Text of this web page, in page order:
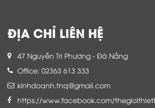
ĐỊA CHỈ LIÊN HỆ
47 Nguyễn Tri Phương - Đà Nẵng
Office: 02363 613 333
kinhdoanh.tnq@gmail.com
https://www.facebook.com/